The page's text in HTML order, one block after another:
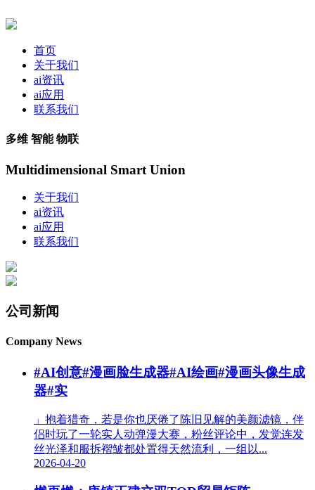
首页
关于我们
ai资讯
ai应用
联系我们
多维 智能 物联
Multidimensional Smart Union
关于我们
ai资讯
ai应用
联系我们
公司新闻
Company News
#AI创意#漫画脸生成器#AI绘画#漫画头像生成
器#实
」抱着猎奇，若是你也厌倦了陈旧见解的美颜滤镜，伴
侣时玩了一轮实人动弹漫大赛，粉丝评论中，发觉连发
丝光泽和服拆褶皱都处置得天然流利，一组以...
2026-04-20